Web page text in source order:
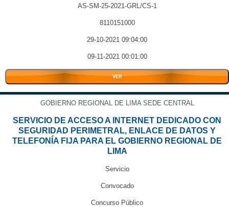
AS-SM-25-2021-GRL/CS-1
8110151000
29-10-2021 09:04:00
09-11-2021 00:01:00
VER
GOBIERNO REGIONAL DE LIMA SEDE CENTRAL
SERVICIO DE ACCESO A INTERNET DEDICADO CON
SEGURIDAD PERIMETRAL, ENLACE DE DATOS Y
TELEFONÍA FIJA PARA EL GOBIERNO REGIONAL DE
LIMA
Servicio
Convocado
Concurso Público